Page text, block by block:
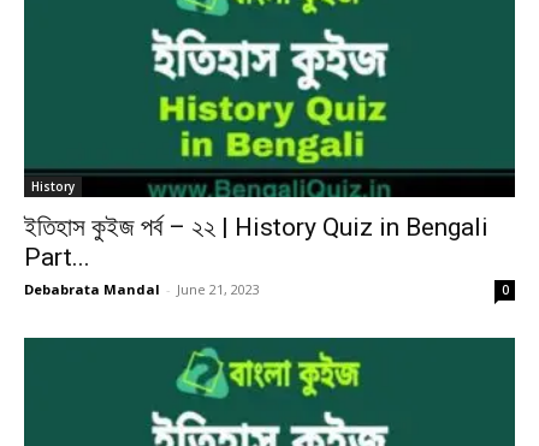
History
ইতিহাস কুইজ পর্ব – ২২ | History Quiz in Bengali
Part...
Debabrata Mandal - June 21, 2023 0